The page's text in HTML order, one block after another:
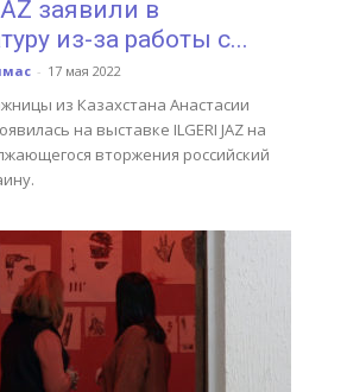
заявили в
из-за работы с...
- 17 мая 2022
из Казахстана Анастасии
на выставке ILGERI JAZ на
вторжения российский